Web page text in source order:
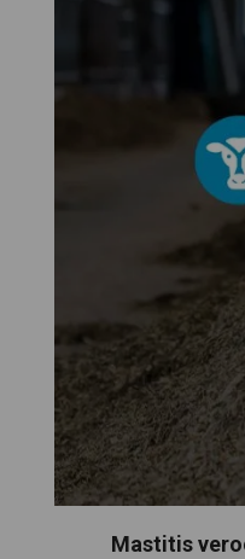
Mastitis